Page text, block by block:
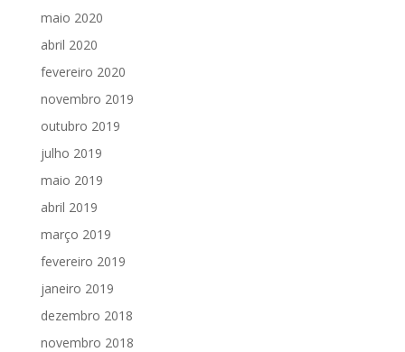
maio 2020
abril 2020
fevereiro 2020
novembro 2019
outubro 2019
julho 2019
maio 2019
abril 2019
março 2019
fevereiro 2019
janeiro 2019
dezembro 2018
novembro 2018